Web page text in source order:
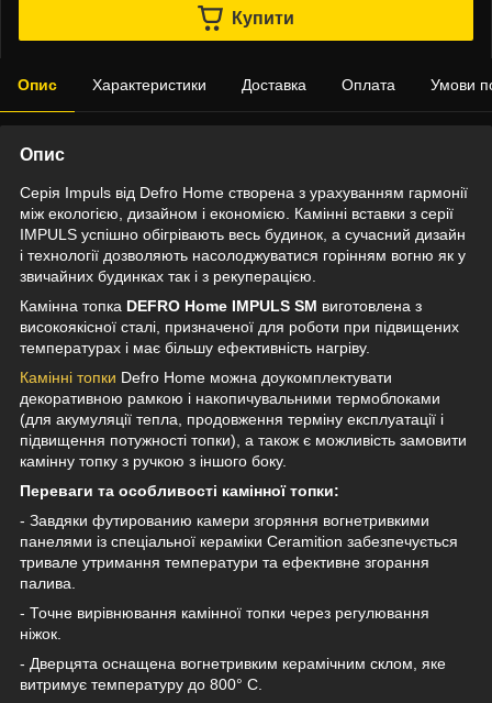
Купити
Опис Характеристики Доставка Оплата Умови
Опис
Серія Impuls від Defro Home створена з урахуванням гармонії
між екологією, дизайном і економією. Камінні вставки з серії
IMPULS успішно обігрівають весь будинок, а сучасний дизайн
і технології дозволяють насолоджуватися горінням вогню як у
звичайних будинках так і з рекуперацією.
Камінна топка DEFRO Home IMPULS SM виготовлена з
високоякісної сталі, призначеної для роботи при підвищених
температурах і має більшу ефективність нагріву.
Камінні топки Defro Home можна доукомплектувати
декоративною рамкою і накопичувальними термоблоками
(для акумуляції тепла, продовження терміну експлуатації і
підвищення потужності топки), а також є можливість замовити
камінну топку з ручкою з іншого боку.
Переваги та особливості камінної топки:
- Завдяки футированию камери згоряння вогнетривкими
панелями із спеціальної кераміки Ceramition забезпечується
тривале утримання температури та ефективне згорання
палива.
- Точне вирівнювання камінної топки через регулювання
ніжок.
- Дверцята оснащена вогнетривким керамічним склом, яке
витримує температуру до 800° C.